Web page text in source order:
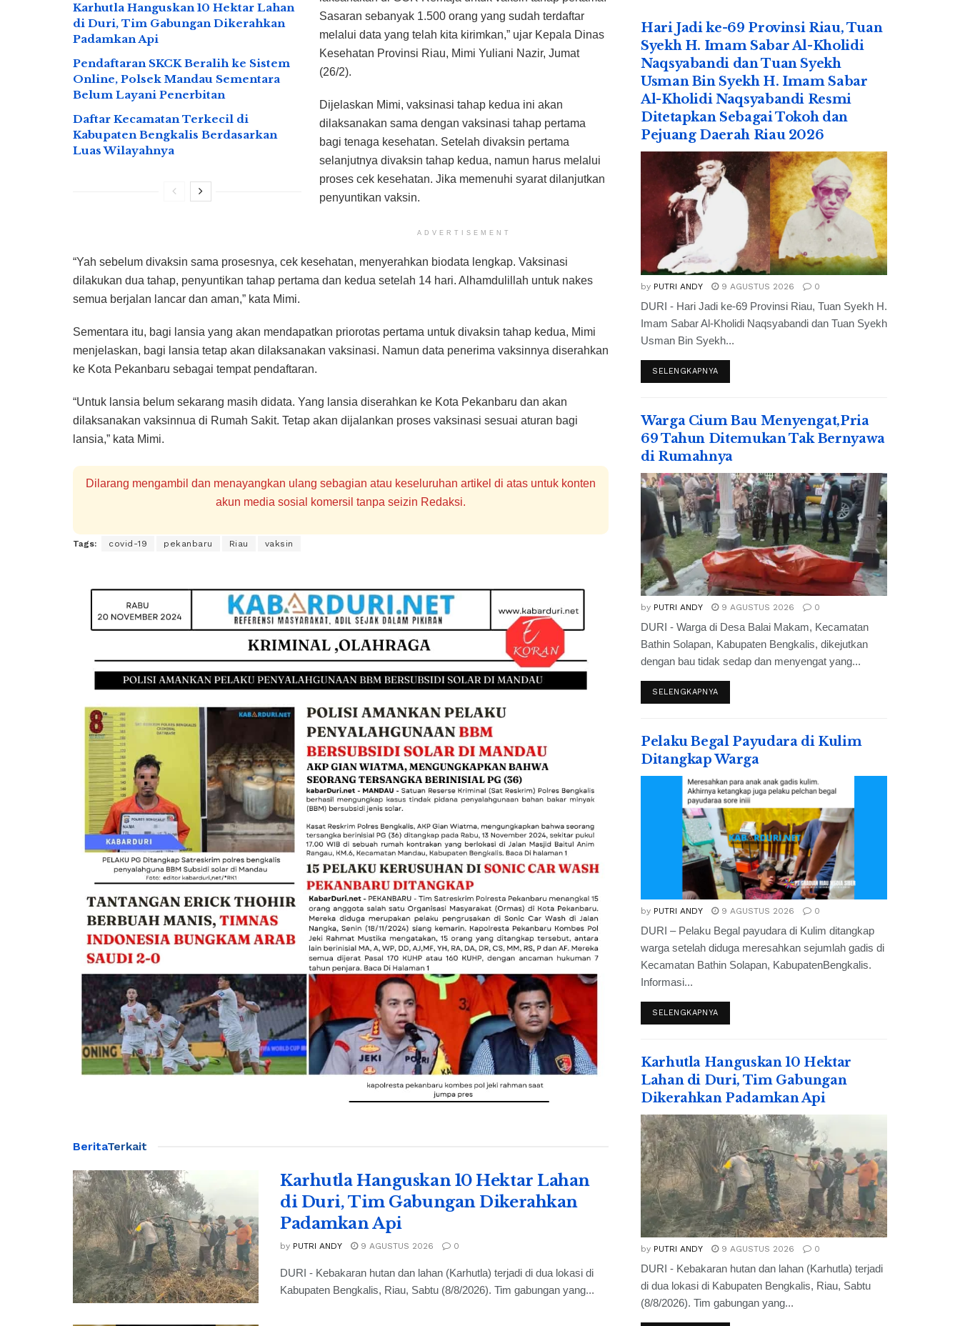
Karhutla Hanguskan 10 Hektar Lahan
di Duri, Tim Gabungan Dikerahkan
Padamkan Api
Pendaftaran SKCK Beralih ke Sistem
Online, Polsek Mandau Sementara
Belum Layani Penerbitan
Daftar Kecamatan Terkecil di
Kabupaten Bengkalis Berdasarkan
Luas Wilayahnya
Sasaran sebanyak 1.500 orang yang sudah terdaftar
melalui data yang telah kita kirimkan,” ujar Kepala Dinas
Kesehatan Provinsi Riau, Mimi Yuliani Nazir, Jumat
(26/2).
Dijelaskan Mimi, vaksinasi tahap kedua ini akan
dilaksanakan sama dengan vaksinasi tahap pertama
bagi tenaga kesehatan. Setelah divaksin pertama
selanjutnya divaksin tahap kedua, namun harus melalui
proses cek kesehatan. Jika memenuhi syarat dilanjutkan
penyuntikan vaksin.
ADVERTISEMENT
“Yah sebelum divaksin sama prosesnya, cek kesehatan, menyerahkan biodata lengkap. Vaksinasi
dilakukan dua tahap, penyuntikan tahap pertama dan kedua setelah 14 hari. Alhamdulillah untuk nakes
semua berjalan lancar dan aman,” kata Mimi.
Sementara itu, bagi lansia yang akan mendapatkan priorotas pertama untuk divaksin tahap kedua, Mimi
menjelaskan, bagi lansia tetap akan dilaksanakan vaksinasi. Namun data penerima vaksinnya diserahkan
ke Kota Pekanbaru sebagai tempat pendaftaran.
“Untuk lansia belum sekarang masih didata. Yang lansia diserahkan ke Kota Pekanbaru dan akan
dilaksanakan vaksinnua di Rumah Sakit. Tetap akan dijalankan proses vaksinasi sesuai aturan bagi
lansia,” kata Mimi.
Dilarang mengambil dan menayangkan ulang sebagian atau keseluruhan artikel di atas untuk konten
akun media sosial komersil tanpa seizin Redaksi.
Tags: covid-19 pekanbaru Riau vaksin
BeritaTerkait
Karhutla Hanguskan 10 Hektar Lahan
di Duri, Tim Gabungan Dikerahkan
Padamkan Api
by PUTRI ANDY 9 AGUSTUS 2026 0
DURI - Kebakaran hutan dan lahan (Karhutla) terjadi di dua lokasi di
Kabupaten Bengkalis, Riau, Sabtu (8/8/2026). Tim gabungan yang...
Hari Jadi ke-69 Provinsi Riau, Tuan
Syekh H. Imam Sabar Al-Kholidi
Naqsyabandi dan Tuan Syekh
Usman Bin Syekh H. Imam Sabar
Al-Kholidi Naqsyabandi Resmi
Ditetapkan Sebagai Tokoh dan
Pejuang Daerah Riau 2026
by PUTRI ANDY 9 AGUSTUS 2026 0
DURI - Hari Jadi ke-69 Provinsi Riau, Tuan Syekh H.
Imam Sabar Al-Kholidi Naqsyabandi dan Tuan Syekh
Usman Bin Syekh...
SELENGKAPNYA
Warga Cium Bau Menyengat,Pria
69 Tahun Ditemukan Tak Bernyawa
di Rumahnya
by PUTRI ANDY 9 AGUSTUS 2026 0
DURI - Warga di Desa Balai Makam, Kecamatan
Bathin Solapan, Kabupaten Bengkalis, dikejutkan
dengan bau tidak sedap dan menyengat yang...
SELENGKAPNYA
Pelaku Begal Payudara di Kulim
Ditangkap Warga
by PUTRI ANDY 9 AGUSTUS 2026 0
DURI – Pelaku Begal payudara di Kulim ditangkap
warga setelah diduga meresahkan sejumlah gadis di
Kecamatan Bathin Solapan, KabupatenBengkalis.
Informasi...
SELENGKAPNYA
Karhutla Hanguskan 10 Hektar
Lahan di Duri, Tim Gabungan
Dikerahkan Padamkan Api
by PUTRI ANDY 9 AGUSTUS 2026 0
DURI - Kebakaran hutan dan lahan (Karhutla) terjadi
di dua lokasi di Kabupaten Bengkalis, Riau, Sabtu
(8/8/2026). Tim gabungan yang...